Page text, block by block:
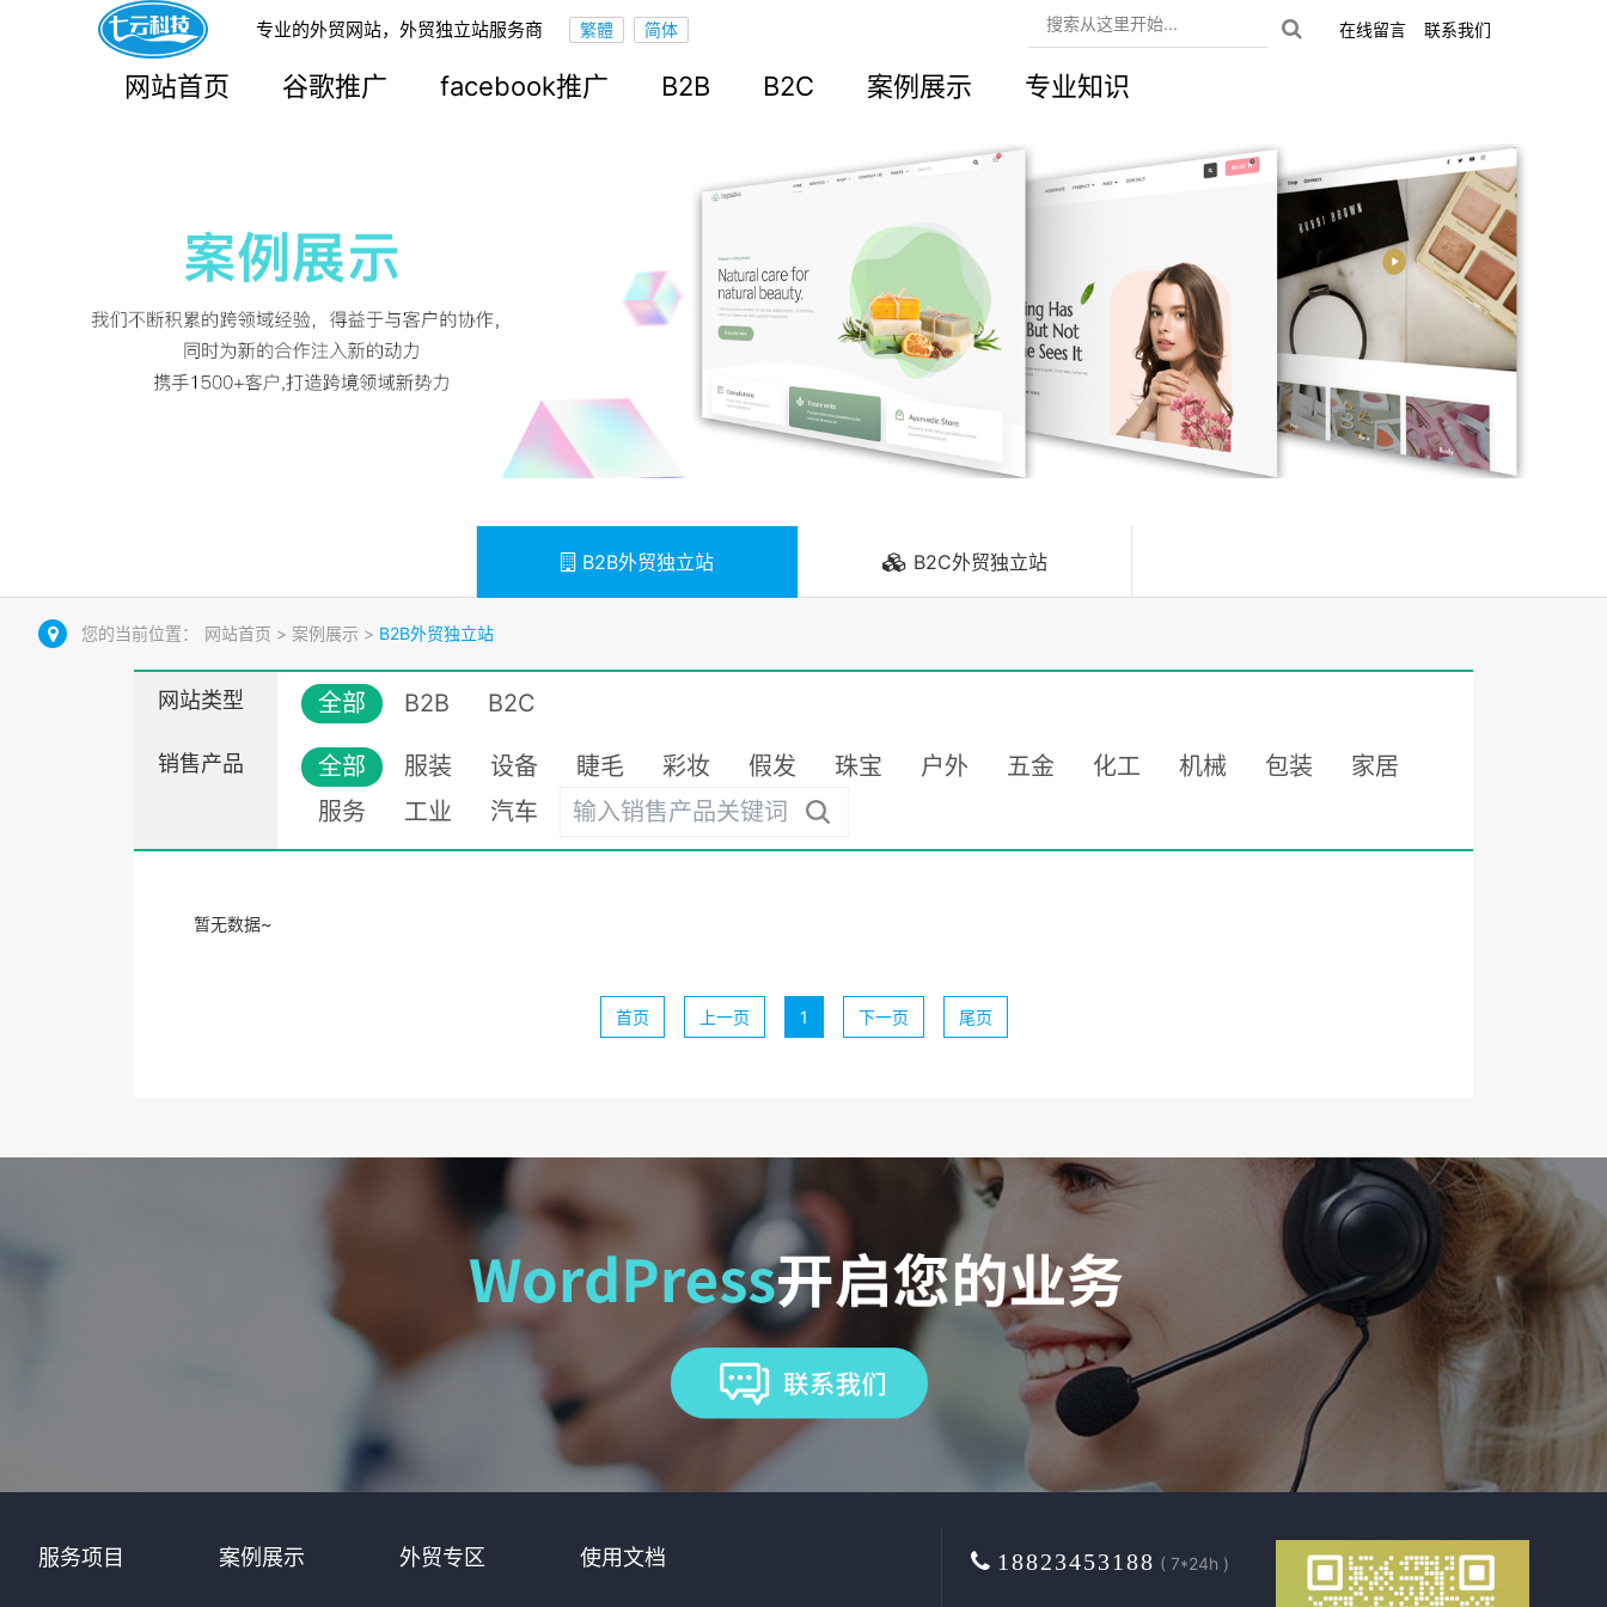
专业的外贸网站，外贸独立站服务商 在线留言 联系我们
网站首页 谷歌推广 facebook推广 B2B B2C 案例展示 专业知识
B2B外贸独立站 B2C外贸独立站
您的当前位置： 网站首页 > 案例展示 > B2B外贸独立站
网站类型 全部 B2B B2C
销售产品 全部 服装 设备 睫毛 彩妆 假发 珠宝 户外 五金 化工 机械 包装
家居
服务
工业 汽车
暂无数据~
首页 上一页 1 下一页 尾页
服务项目 案例展示 外贸专区 使用文档 18823453188 ( 7*24h )